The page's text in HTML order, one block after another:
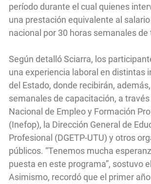
período durante el cual quienes
una prestación equivalente al
nacional por 30 horas semanales de
Según detalló Sciarra, los
una experiencia laboral en distintas
del Estado, donde recibirán,
semanales de capacitación, a
Nacional de Empleo y Formación
(Inefop), la Dirección General de
Profesional (DGETP-UTU) y otros
públicos. “Tenemos mucha
puesta en este programa”, sostuvo
Asimismo, recordó que el primer